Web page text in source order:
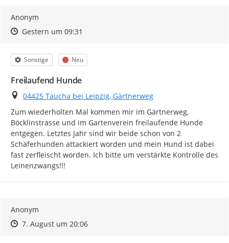
Anonym
Zeitpunkt des Erstellens
Zeitpunkt des Erstellens
Gestern um 09:31
Kategorie
Sonstige Status
Neu
Freilaufend Hunde
Ort
04425 Taucha bei Leipzig, Gärtnerweg
Zum wiederholten Mal kommen mir im Gärtnerweg,
Böcklinstrasse und im Gartenverein freilaufende Hunde
entgegen. Letztes Jahr sind wir beide schon von 2
Schäferhunden attackiert worden und mein Hund ist dabei
fast zerfleischt worden. Ich bitte um verstärkte Kontrolle des
Leinenzwangs!!!
Anonym
Zeitpunkt des Erstellens
Zeitpunkt des Erstellens
7. August um 20:06Zur Äußerung